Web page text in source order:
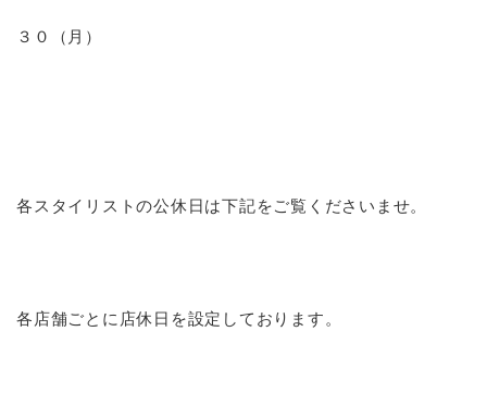
３０（月）
各スタイリストの公休日は下記をご覧くださいませ。
各店舗ごとに店休日を設定しております。